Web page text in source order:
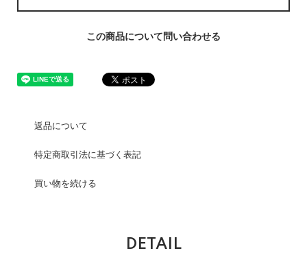
この商品について問い合わせる
返品について
特定商取引法に基づく表記
買い物を続ける
DETAIL